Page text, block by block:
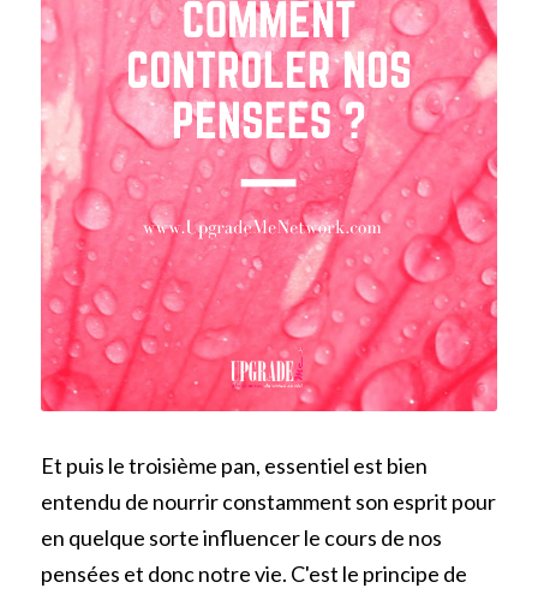
Et puis le troisième pan, essentiel est bien
entendu de nourrir constamment son esprit pour
en quelque sorte influencer le cours de nos
pensées et donc notre vie. C'est le principe de